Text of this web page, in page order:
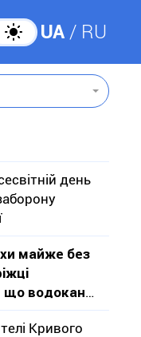
UA RU
день
майже без
водоканал
Кривого